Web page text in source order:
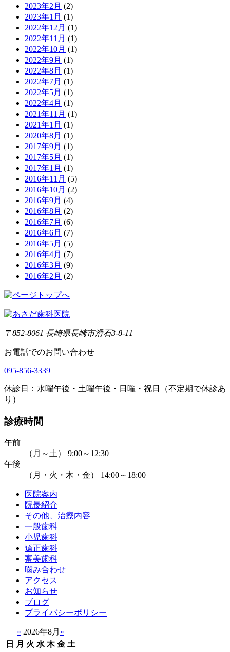
2023年2月 (2)
2023年1月 (1)
2022年12月 (1)
2022年11月 (1)
2022年10月 (1)
2022年9月 (1)
2022年8月 (1)
2022年7月 (1)
2022年5月 (1)
2022年4月 (1)
2021年11月 (1)
2021年1月 (1)
2020年8月 (1)
2017年9月 (1)
2017年5月 (1)
2017年1月 (1)
2016年11月 (5)
2016年10月 (2)
2016年9月 (4)
2016年8月 (2)
2016年7月 (6)
2016年6月 (7)
2016年5月 (5)
2016年4月 (7)
2016年3月 (9)
2016年2月 (2)
〒852-8061 長崎県長崎市滑石3-8-11
お電話でのお問い合わせ
095-856-3339
休診日：水曜午後・土曜午後・日曜・祝日（不定期で休診あ
り）
診療時間
午前
（月～土） 9:00～12:30
午後
（月・火・木・金） 14:00～18:00
医院案内
院長紹介
その他、治療内容
一般歯科
小児歯科
矯正歯科
審美歯科
噛み合わせ
アクセス
お知らせ
ブログ
プライバシーポリシー
« 2026年8月 »
日 月 火 水 木 金 土